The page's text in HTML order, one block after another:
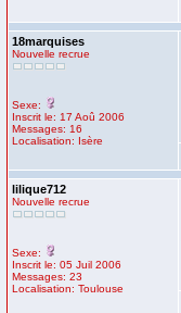
18marquises
Nouvelle recrue
Sexe:
Inscrit le: 17 Aoû 2006
Messages: 16
Localisation: Isère
lilique712
Nouvelle recrue
Sexe:
Inscrit le: 05 Juil 2006
Messages: 23
Localisation: Toulouse